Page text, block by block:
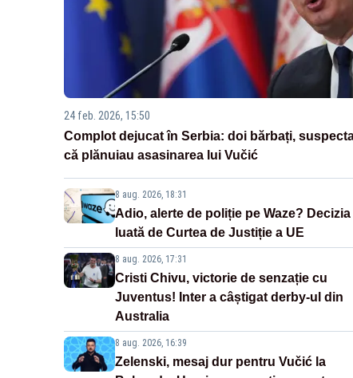
24 feb. 2026, 15:50
Complot dejucat în Serbia: doi bărbați,
că plănuiau asasinarea lui Vučić
8 aug. 2026, 18:31
Adio, alerte de poliție pe Waze? Decizia
luată de Curtea de Justiție a UE
8 aug. 2026, 17:31
Cristi Chivu, victorie de senzație cu
Juventus! Inter a câștigat derby-ul din
Australia
8 aug. 2026, 16:39
Zelenski, mesaj dur pentru Vučić la